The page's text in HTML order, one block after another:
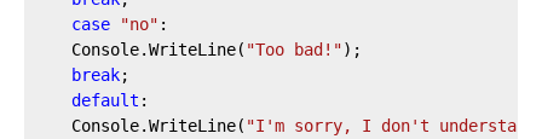
case
"no" :
    Console.WriteLine(
"Too bad!");
break;
default :
    Console.WriteLine(
"I'm sorry, I don't